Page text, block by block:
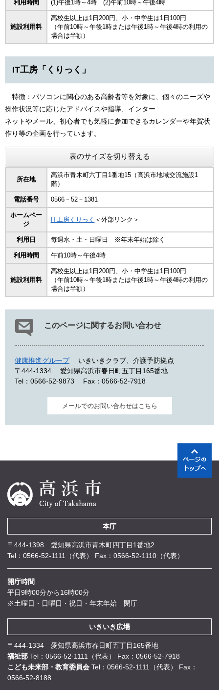
利用時間 (1)午後1時～4時 (2)午前10時～午後4時
施設利用料
高校生以上は1日200円、小・中学生は1日100円
（午前10時～午後1時または午後1時～午後4時の利用の
場合は半額）
IT工房「くりっく」
特徴：パソコンに関心のある高齢者等を対象に、個々のニーズや
操作状況等に応じたアドバイスや指導、インター
ネットやメール、初心者でも気軽に参加できるカレンダーや年賀状
作り等の企画を行っています。
表のサイズを切り替える
所在地
高浜市青木町六丁目1番地15（高浜市地域交流施設1
階）
電話番号 0566－52－1381
ホームペー
ジ
IT工房くりっく ＜外部リンク＞
利用日 毎週水・土・日曜日 ※年末年始は除く
利用時間 午前10時～午後4時
施設利用料
高校生以上は1日200円、小・中学生は1日100円
（午前10時～午後1時または午後1時～午後4時の利用の
場合は半額）
このページに関するお問い合わせ
健康推進グループ
いきいきクラブ、介護予防拠点
〒444-1334
愛知県高浜市春日町五丁目165番地
Tel：0566-52-9873
Fax：0566-52-7918
メールでのお問い合わせはこちら
本庁
〒444-1398 愛知県高浜市青木町四丁目1番地2
Tel：0566-52-1111（代表）
Fax：0566-52-1110（代表）
開庁時間
平日9時00分から16時00分
※土曜日・日曜日・祝日・年末年始 閉庁
いきいき広場
〒444-1334 愛知県高浜市春日町五丁目165番地
福祉部 Tel：0566-52-1111（代表）
Fax：0566-52-7918
こども未来部・教育委員会 Tel：0566-52-1111（代表）
Fax：
0566-52-8188